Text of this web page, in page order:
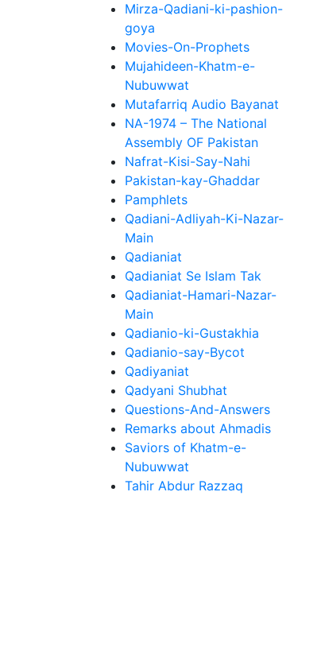
Mirza-Qadiani-ki-pashion-
goya
Movies-On-Prophets
Mujahideen-Khatm-e-
Nubuwwat
Mutafarriq Audio Bayanat
NA-1974 – The National
Assembly OF Pakistan
Nafrat-Kisi-Say-Nahi
Pakistan-kay-Ghaddar
Pamphlets
Qadiani-Adliyah-Ki-Nazar-
Main
Qadianiat
Qadianiat Se Islam Tak
Qadianiat-Hamari-Nazar-
Main
Qadianio-ki-Gustakhia
Qadianio-say-Bycot
Qadiyaniat
Qadyani Shubhat
Questions-And-Answers
Remarks about Ahmadis
Saviors of Khatm-e-
Nubuwwat
Tahir Abdur Razzaq